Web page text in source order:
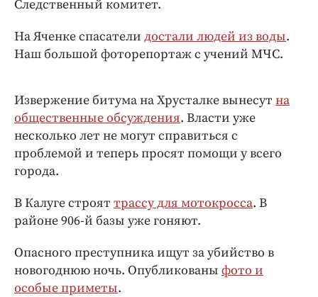
Бренд года
Следственный комитет.
На Яченке спасатели достали людей из воды.
Наш большой фоторепортаж с учений МЧС.
Извержение битума на Хрусталке вынесут на
общественные обсуждения. Власти уже
несколько лет не могут справиться с
проблемой и теперь просят помощи у всего
города.
В Калуге строят трассу для мотокросса. В
районе 906-й базы уже гоняют.
Опасного преступника ищут за убийство в
новогоднюю ночь. Опубликованы фото и
особые приметы.